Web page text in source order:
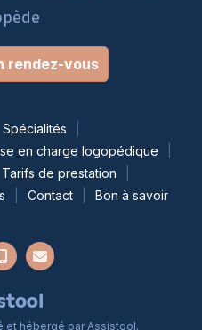
rendez-vous
Spécialités
en charge logopédique
Tarifs de prestation
Contact Bon à savoir
et hébergé parAssistool.